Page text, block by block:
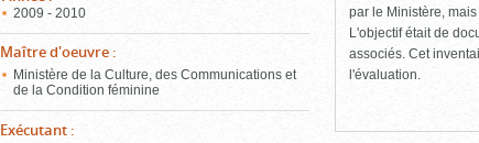
2009 - 2010
Maître d'oeuvre :
Ministère de la Culture, des Communications et
de la Condition féminine
Exécutant :
par le Ministère,
L'objectif était de
associés. Cet
l'évaluation.